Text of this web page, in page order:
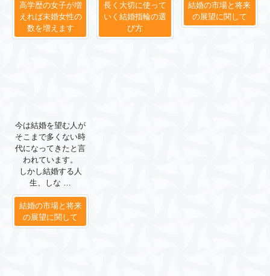
高学歴の女子が増
えれば未婚女性の
数を増えます
長く大切に使って
いく結婚指輪の選
び方
結婚の市場と将来
の展望に関して
今は結婚を望む人が
そこまで多くない時
代になってきたと言
われています。
しかし結婚する人
生、しな …
結婚の市場と将来
の展望に関して